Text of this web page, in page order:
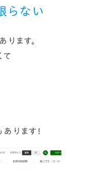
らない
ます。
て
ります！